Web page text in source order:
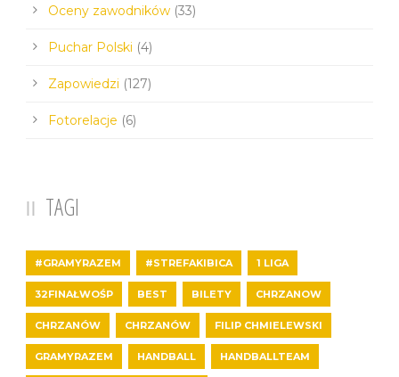
Oceny zawodników (33)
Puchar Polski (4)
Zapowiedzi (127)
Fotorelacje (6)
TAGI
#GRAMYRAZEM #STREFAKIBICA 1 LIGA
32FINAŁWOŚP BEST BILETY CHRZANOW
CHRZANÓW CHRZANÓW FILIP CHMIELEWSKI
GRAMYRAZEM HANDBALL HANDBALLTEAM